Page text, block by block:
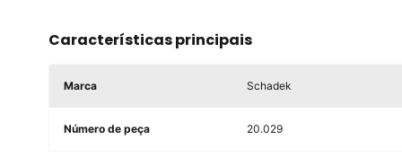
Características principais
Marca Schadek
Número de peça 20.029